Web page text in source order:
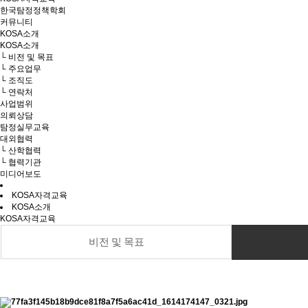
한국탐정정책학회
커뮤니티
KOSA소개
KOSA소개
└ 비전 및 목표
└ 주요업무
└ 조직도
└ 연락처
사업범위
의뢰상담
탐정실무교육
대외협력
└ 산학협력
└ 협력기관
미디어보도
KOSA자격교육
KOSA소개
KOSA자격교육
비전 및 목표